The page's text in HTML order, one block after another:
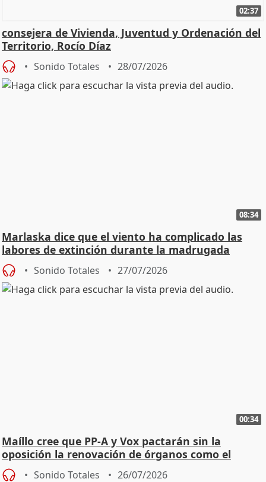
02:37
consejera de Vivienda, Juventud y Ordenación del
Territorio, Rocío Díaz
Sonido Totales 28/07/2026
08:34
Marlaska dice que el viento ha complicado las
labores de extinción durante la madrugada
Sonido Totales 27/07/2026
00:34
Maíllo cree que PP-A y Vox pactarán sin la
oposición la renovación de órganos como el
Defensor
Sonido Totales 26/07/2026